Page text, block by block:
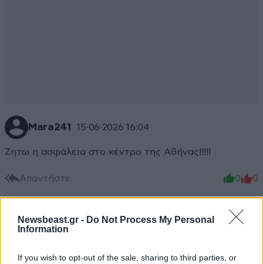
Newsbeast.gr - Do Not Process My Personal
Information
If you wish to opt-out of the sale, sharing to third parties, or
Mara241 15·06·2026 16:04
Ζητω η ασφάλεια στο κέντρο της Αθήνας!!!!!
Απαντήστε 0 0
τρελλαθήκαμε τελείως. 57 + 5
Αυτό ήθελες όταν τους ψήφιζες,αυτό πήρες.